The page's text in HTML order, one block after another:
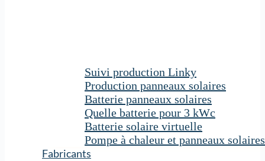
Suivi production Linky
Production panneaux solaires
Batterie panneaux solaires
Quelle batterie pour 3 kWc
Batterie solaire virtuelle
Pompe à chaleur et panneaux solaires
Fabricants